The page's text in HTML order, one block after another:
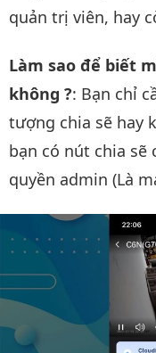
quản trị viên, hay
Làm sao để biết
không ?: Bạn chỉ
tượng chia sẽ hay
bạn có nút chia sẽ
quyền admin (Là